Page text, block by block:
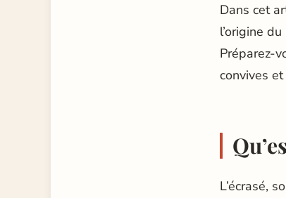
Dans cet
l’origine
Préparez-
convives
L’écrasé,